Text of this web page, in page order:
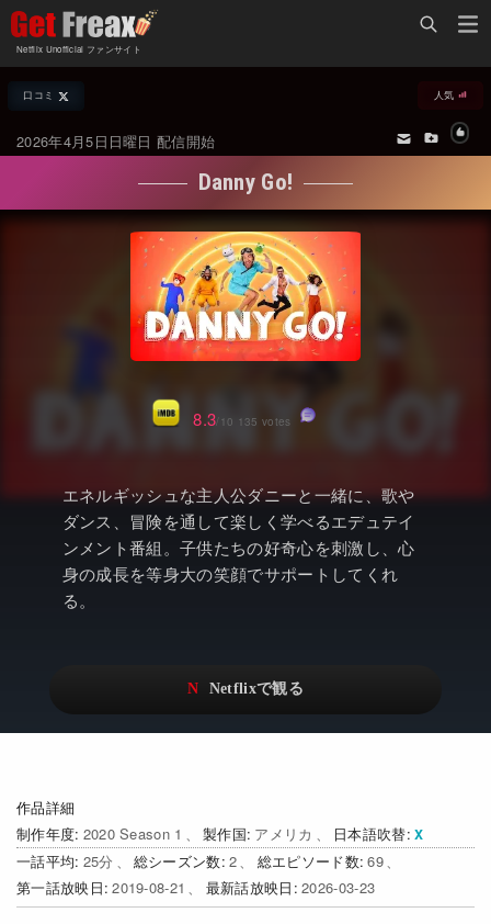
Netflix Unofficial ファンサイト
Netflix新着作品
オールジャンル
海外ドラマ・シリーズ
海外映画
国内TV番組・ドラマ
国内映画
アジアTV番組・ドラマ
アニメ
ドキュメンタリー
Netflixオリジナル作品
日本語吹替対応作品
その他の国のTV番組
配信終了予定の作品
海外ドラマ・ラインナップ
Netflix 人気ランキング
Netflix 全作品ラインナップ
Netflix配信作品カスタム検索
トレンド
Netflix・VOD総合News
Watchlistへ
Netflix Video
Netflix 吹替版作品
Netflix 高い評価の海外作品
みんなの作品レビュー
Watchlist
口コミ 人気
2026年4月5日日曜日 配信開始
Danny Go!
エネルギッシュな主人公ダニーと一緒に、歌や
ダンス、冒険を通して楽しく学べるエデュテイ
ンメント番組。子供たちの好奇心を刺激し、心
身の成長を等身大の笑顔でサポートしてくれ
る。
作品詳細
制作年度 2020 Season 1 製作国 アメリカ
日本語吹替
一話平均 25 総シーズン数 2 総エピソード数 69
第一話放映日 2019-08-21 最新話放映日 2026-03-23
8.3 /10 135 votes